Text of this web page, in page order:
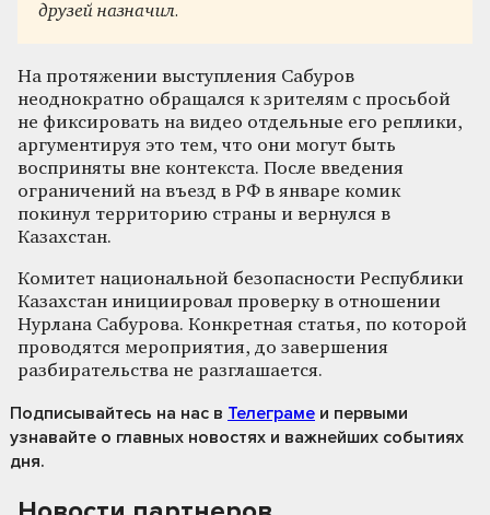
друзей назначил.
На протяжении выступления Сабуров
неоднократно обращался к зрителям с просьбой
не фиксировать на видео отдельные его реплики,
аргументируя это тем, что они могут быть
восприняты вне контекста. После введения
ограничений на въезд в РФ в январе комик
покинул территорию страны и вернулся в
Казахстан.
Комитет национальной безопасности Республики
Казахстан инициировал проверку в отношении
Нурлана Сабурова. Конкретная статья, по которой
проводятся мероприятия, до завершения
разбирательства не разглашается.
Подписывайтесь на нас в Телеграме и первыми
узнавайте о главных новостях и важнейших событиях
дня.